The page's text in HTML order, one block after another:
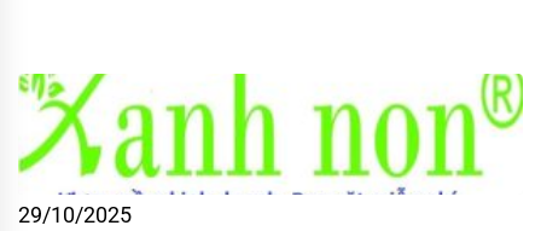
29/10/2025